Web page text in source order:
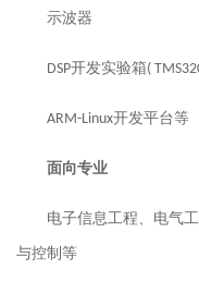
示波器
DSP开发实验箱(
ARM-Linux开发平台等
面向专业
电子信息工程、电气
与控制等